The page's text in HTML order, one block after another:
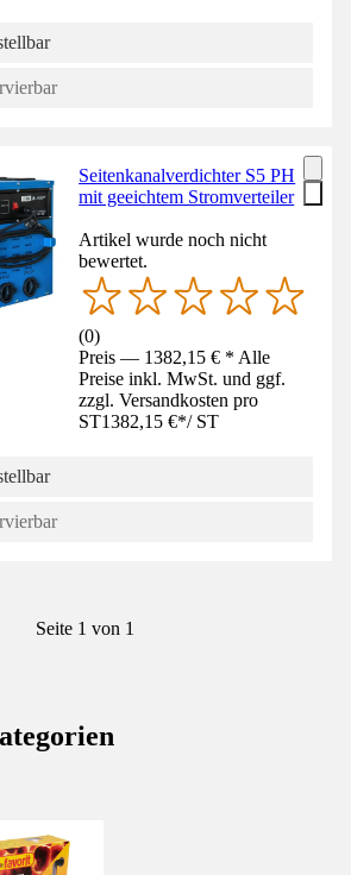
Seitenkanalverdichter S5 PH
mit geeichtem Stromverteiler
Artikel wurde noch nicht
bewertet.
(0)
Preis — 1382,15 € * Alle
Preise inkl. MwSt. und ggf.
zzgl. Versandkosten pro
ST1382,15 €*/ ST
Seite 1 von 1